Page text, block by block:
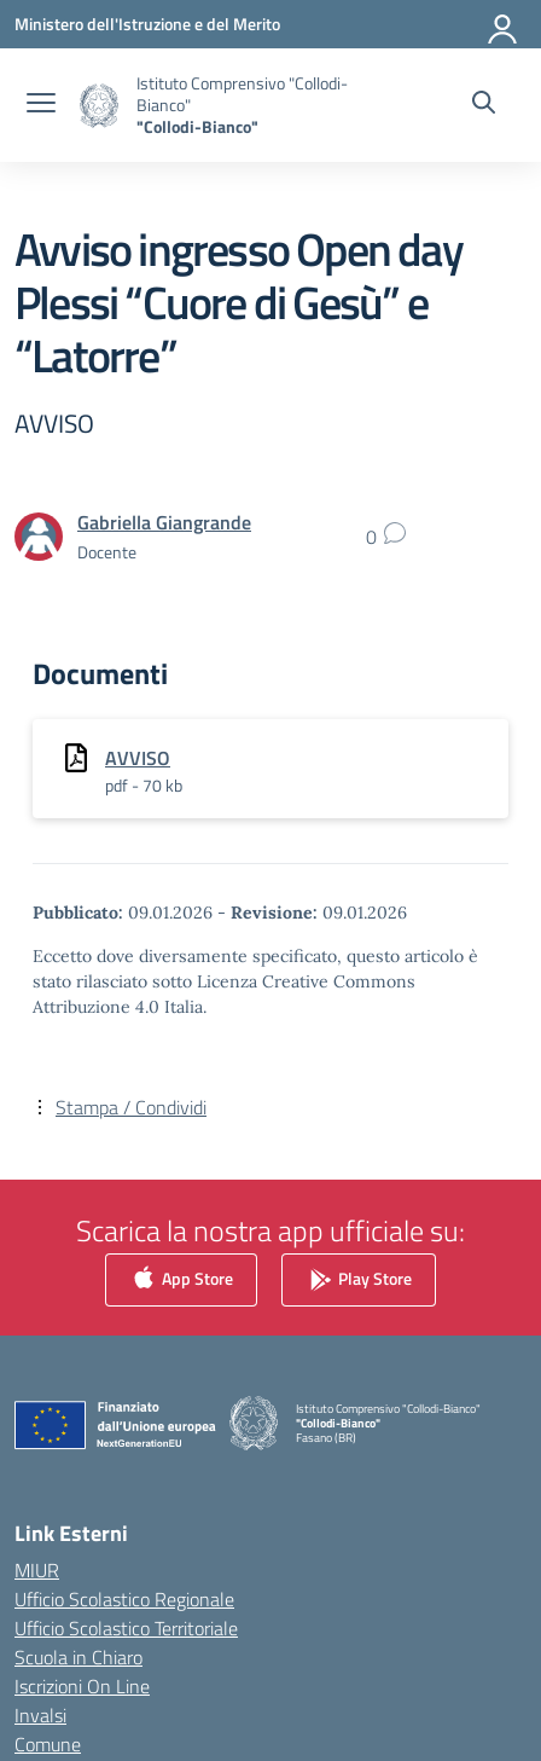
Vai ai contenuti
Vai al menu di navigazione
Vai al footer
Ministero dell'Istruzione e del Merito
Istituto Comprensivo "Collodi-
Bianco"
"Collodi-Bianco"
Avviso ingresso Open day
Plessi “Cuore di Gesù” e
“Latorre”
AVVISO
Gabriella Giangrande
Docente 0
Documenti
AVVISO
pdf - 70 kb
Pubblicato: 09.01.2026 - Revisione: 09.01.2026
Eccetto dove diversamente specificato, questo articolo è
stato rilasciato sotto Licenza Creative Commons
Attribuzione 4.0 Italia.
Stampa / Condividi
Scarica la nostra app ufficiale su:
App Store Play Store
Istituto Comprensivo "Collodi-Bianco"
"Collodi-Bianco"
Fasano (BR)
Link Esterni
MIUR
Ufficio Scolastico Regionale
Ufficio Scolastico Territoriale
Scuola in Chiaro
Iscrizioni On Line
Invalsi
Comune